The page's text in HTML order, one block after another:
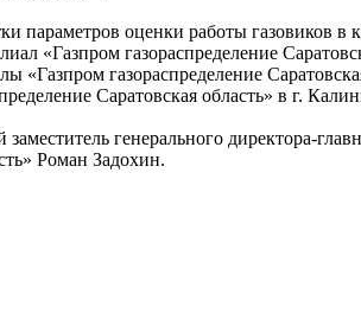
параметров оценки работы газовиков
«Газпром газораспределение
«Газпром газораспределение
Саратовская область» в г.
генерального директора-
Роман Задохин.